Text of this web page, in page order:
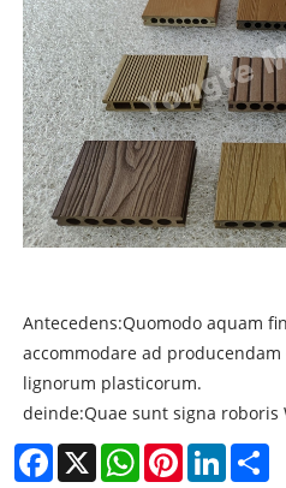
Antecedens:Quomodo aquam
accommodare ad
lignorum plasticorum.
deinde:Quae sunt signa roboris
Facebook
X WhatsAppPinterestLinkedIn